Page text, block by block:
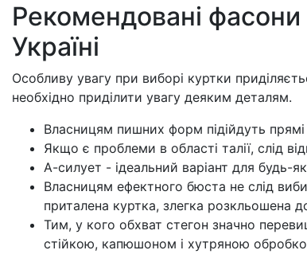
Рекомендовані фасони
Україні
Особливу увагу при виборі куртки
необхідно приділити увагу деяким деталям.
Власницям пишних форм підійдуть
Якщо є проблеми в області талії, слід
А-силует - ідеальний варіант для будь-
Власницям ефектного бюста не слід
приталена куртка, злегка розкльошена
Тим, у кого обхват стегон значно
стійкою, капюшоном і хутряною